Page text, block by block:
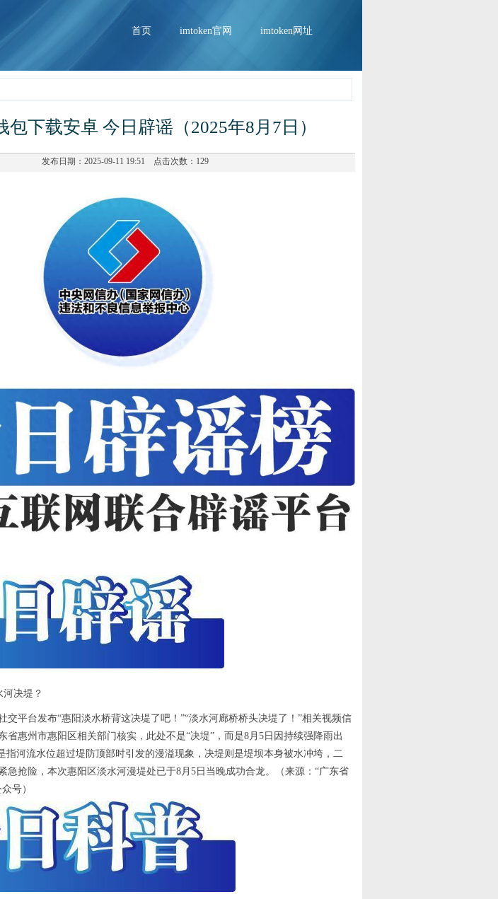
首页 imtoken官网 imtoken网址
包下载安卓 今日辟谣（2025年8月7日）
发布日期：2025-09-11 19:51 点击次数：129
决堤？
交平台发布“惠阳淡水桥背这决堤了吧！”“淡水河廊桥桥头决堤了！”相关视频信
省惠州市惠阳区相关部门核实，此处不是“决堤”，而是8月5日因持续强降雨出
指河流水位超过堤防顶部时引发的漫溢现象，决堤则是堤坝本身被水冲垮，二
急抢险，本次惠阳区淡水河漫堤处已于8月5日当晚成功合龙。（来源：“广东省
号）